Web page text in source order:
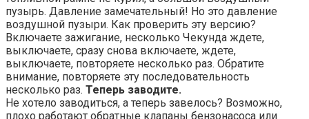
пузырь. Давление замечательный! Но это давление
воздушной пузыри. Как проверить эту версию?
Включаете зажигание, несколько Чекунда ждете,
выключаете, сразу снова включаете, ждете,
выключаете, повторяете несколько раз. Обратите
внимание, повторяете эту последовательность
несколько раз. Теперь заводите.
Не хотело заводиться, а теперь завелось? Возможно,
плохо работают обратные клапаны бензонасоса или